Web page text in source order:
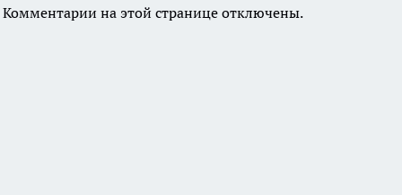
Комментарии на этой странице отключены.